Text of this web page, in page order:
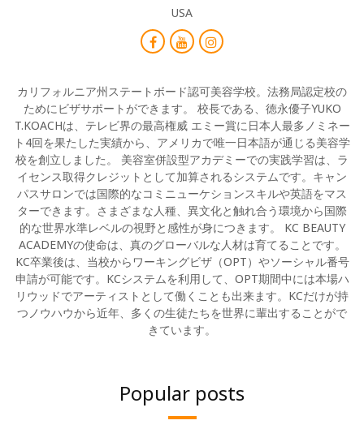
USA
カリフォルニア州ステートボード認可美容学校。法務局認定校の
ためにビザサポートができます。 校長である、徳永優子YUKO
T.KOACHは、テレビ界の最高権威 エミー賞に日本人最多ノミネー
ト4回を果たした実績から、アメリカで唯一日本語が通じる美容学
校を創立しました。 美容室併設型アカデミーでの実践学習は、ラ
イセンス取得クレジットとして加算されるシステムです。キャン
パスサロンでは国際的なコミニューケションスキルや英語をマス
ターできます。さまざまな人種、異文化と触れ合う環境から国際
的な世界水準レベルの視野と感性が身につきます。 KC BEAUTY
ACADEMYの使命は、真のグローバルな人材は育てることです。
KC卒業後は、当校からワーキングビザ（OPT）やソーシャル番号
申請が可能です。KCシステムを利用して、OPT期間中には本場ハ
リウッドでアーティストとして働くことも出来ます。KCだけが持
つノウハウから近年、多くの生徒たちを世界に輩出することがで
きています。
Popular posts